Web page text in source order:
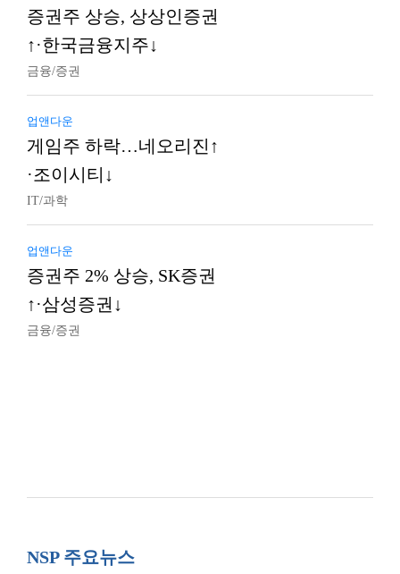
증권주 상승, 상상인증권
↑·한국금융지주↓
금융/증권
업앤다운
게임주 하락…네오리진↑
·조이시티↓
IT/과학
업앤다운
증권주 2% 상승, SK증권
↑·삼성증권↓
금융/증권
NSP 주요뉴스